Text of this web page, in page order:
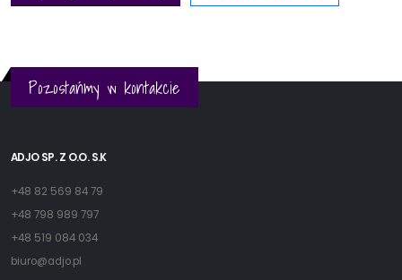
Pozostańmy w kontakcie
ADJO SP. Z O.O. S.K
+48 82 569 84 79
+48 798 989 797
+48 519 084 034
biuro@adjo.pl